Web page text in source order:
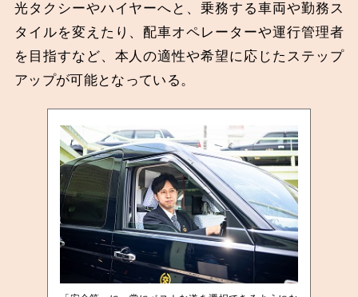
光タクシーやハイヤーへと、乗務する車両や勤務ス
タイルを変えたり、配車オペレーターや運行管理者
を目指すなど、本人の適性や希望に応じたステップ
アップが可能となっている。